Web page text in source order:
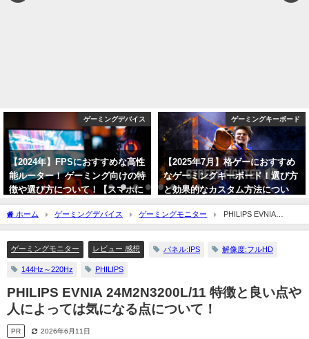
ゲーミングデバイス
【2024年】FPSにおすすめな高性
能ルーター！ ゲーミング向けの特
徴や選び方について！【スマホに
も最適！】
ゲーミングキーボード
【2025年7月】格ゲーにおすすめ
なゲーミングキーボード！選び方
と効果的なカスタム方法につい
て！【スト6/鉄拳8】
ホーム ゲーミングデバイス ゲーミングモニター
PHILIPS EVNIA
24M2N3200L/11 特徴と良い点や人によっては気になる点について！
ゲーミングモニター レビュー 感想 パネル:IPS 解像度:フルHD
144Hz～220Hz PHILIPS
PHILIPS EVNIA 24M2N3200L/11 特徴と良い点や
人によっては気になる点について！
PR 2026年6月11日